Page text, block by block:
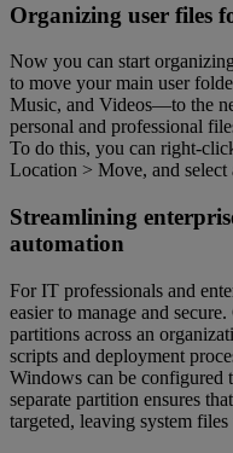
Organizing user files
Now you can start
to move your main user
Music, and Videos—to the
personal and professional
To do this, you can right-
Location > Move, and
Streamlining
automation
For IT professionals and
easier to manage and
partitions across an
scripts and deployment
Windows can be configured
separate partition ensures
targeted, leaving system files